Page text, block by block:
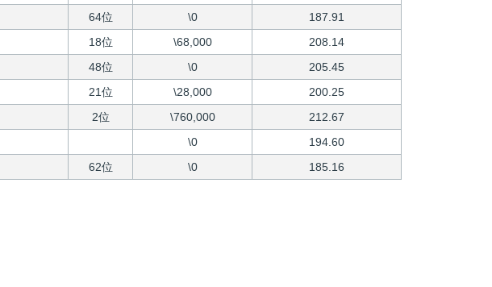
64位 \0
187.91
18位 \68,000
208.14
48位 \0
205.45
21位 \28,000
200.25
2位 \760,000
212.67
\0
194.60
62位 \0 185.16